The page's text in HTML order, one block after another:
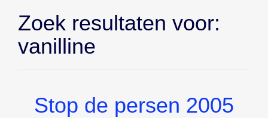
Zoek resultaten voor:
vanilline
Stop de persen 2005